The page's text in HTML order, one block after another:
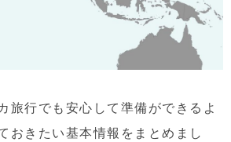
旅行でも安心して準備ができるよ
おきたい基本情報をまとめまし